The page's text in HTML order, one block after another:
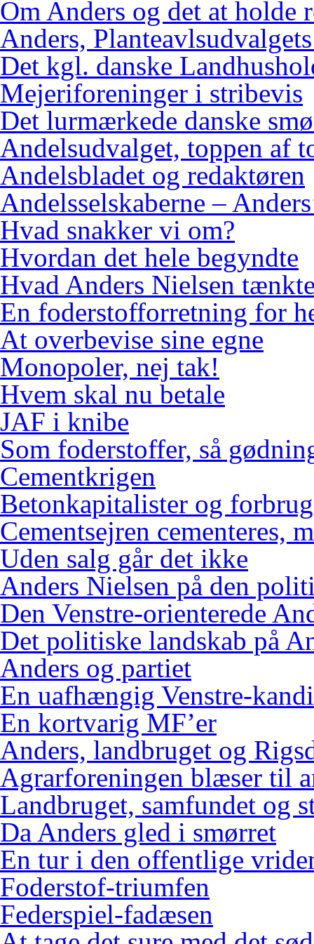
Om Anders og det at holde
Anders,
Det kgl. danske
Mejeriforeninger i stribevis
Det lurmærkede danske
Andelsudvalget, toppen af
Andelsbladet og redaktøren
Andelsselskaberne –
Hvad snakker vi om?
Hvordan det hele begyndte
Hvad Anders Nielsen
En foderstofforretning for
At overbevise sine egne
Monopoler, nej tak!
Hvem skal nu betale
JAF i knibe
Som foderstoffer, så
Cementkrigen
Betonkapitalister og
Cementsejren cementeres,
Uden salg går det ikke
Anders Nielsen på den
Den Venstre-orienterede
Det politiske landskab på
Anders og partiet
En uafhængig Venstre-
En kortvarig MF’er
Anders, landbruget og
Agrarforeningen blæser til
Landbruget, samfundet og
Da Anders gled i smørret
En tur i den offentlige
Foderstof-triumfen
Federspiel-fadæsen